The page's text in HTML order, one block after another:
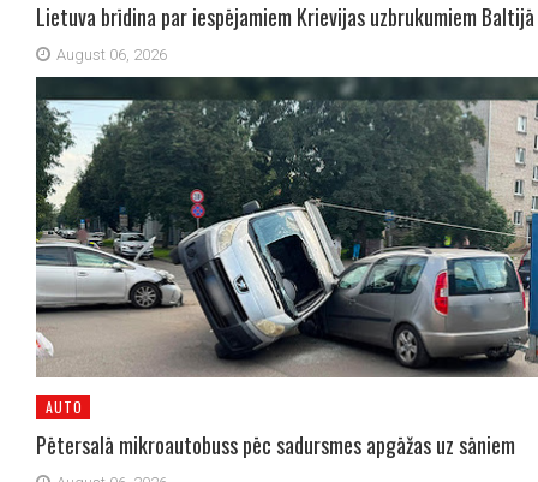
Lietuva brīdina par iespējamiem Krievijas uzbrukumiem Baltijā
August 06, 2026
AUTO
Pētersalā mikroautobuss pēc sadursmes apgāžas uz sāniem